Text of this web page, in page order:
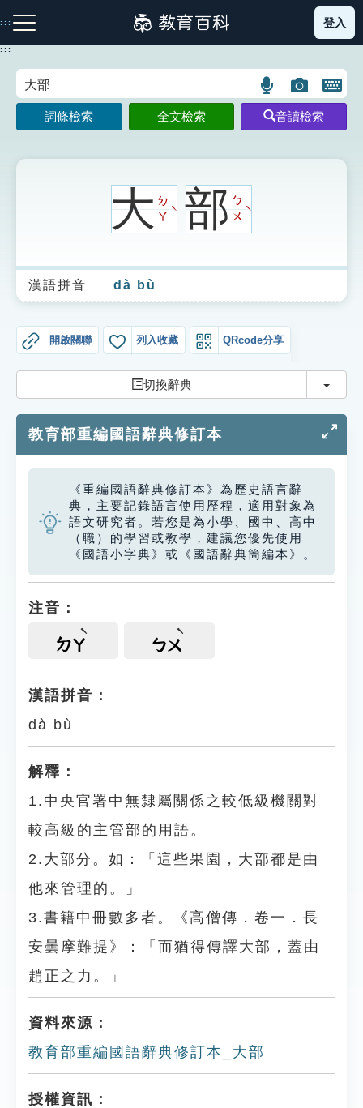
到
主
:::
注音索引圖示 筆畫索引圖示 部首索引表圖示
生字詞彙表
成語故事
索引選單
單字索引
生命大百科索引
遊戲專區
教學應用
貓頭鷹博士
登入
:::
語
言
搜
圖
片
搜
開
鍵
圖
詞條檢索 全文檢索 音讀檢索
大ㄉ
ㄚ
ˋ 部ㄅ
ㄨ
ˋ
漢語拼音 dà bù
開啟關聯 列入收藏 QRcode分享
切換辭典 切換
教育部重編國語辭典修訂本
《重編國語辭典修訂本》為歷史語言辭
典，主要記錄語言使用歷程，適用對象為
語文研究者。若您是為小學、國中、高中
（職）的學習或教學，建議您優先使用
《國語小字典》或《國語辭典簡編本》。
注音：
ㄉㄚ ㄅㄨ
漢語拼音：
dà bù
解釋：
1.中央官署中無隸屬關係之較低級機關對
較高級的主管部的用語。
2.大部分。如：「這些果園，大部都是由
他來管理的。」
3.書籍中冊數多者。《高僧傳．卷一．長
安曇摩難提》：「而猶得傳譯大部，蓋由
趙正之力。」
資料來源：
教育部重編國語辭典修訂本_大部
授權資訊：